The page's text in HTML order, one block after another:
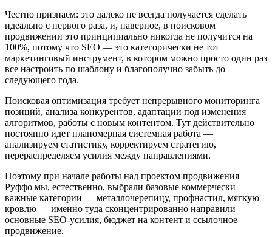
Честно признаем: это далеко не всегда получается сделать
идеально с первого раза, и, наверное, в поисковом
продвижении это принципиально никогда не получится на
100%, потому что SEO — это категорически не тот
маркетинговый инструмент, в котором можно просто один раз
все настроить по шаблону и благополучно забыть до
следующего года.
Поисковая оптимизация требует непрерывного мониторинга
позиций, анализа конкурентов, адаптации под изменения
алгоритмов, работы с новым контентом. Тут действительно
постоянно идет планомерная системная работа —
анализируем статистику, корректируем стратегию,
перераспределяем усилия между направлениями.
Поэтому при начале работы над проектом продвижения
Руффо мы, естественно, выбрали базовые коммерчески
важные категории — металлочерепицу, профнастил, мягкую
кровлю — именно туда сконцентрированно направили
основные SEO-усилия, бюджет на контент и ссылочное
продвижение.